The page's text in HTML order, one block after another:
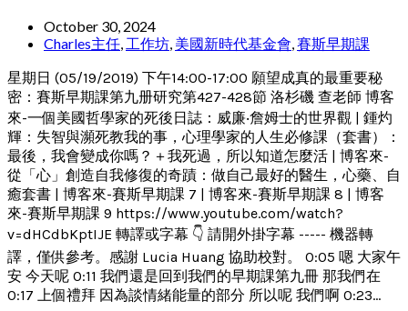
October 30, 2024
Charles主任, 工作坊, 美國新時代基金會,賽斯早期課
星期日 (05/19/2019) 下午14:00-17:00 願望成真的最重要秘
密：賽斯早期課第九册研究第427-428節 洛杉磯 查老師 博客
來-一個美國哲學家的死後日誌：威廉‧詹姆士的世界觀 | 鍾灼
輝：失智與瀕死教我的事，心理學家的人生必修課（套書）：
最後，我會變成你嗎？＋我死過，所以知道怎麼活 | 博客來-
從「心」創造自我修復的奇蹟：做自己最好的醫生，心藥、自
癒套書 | 博客來-賽斯早期課 7 | 博客來-賽斯早期課 8 | 博客
來-賽斯早期課 9 https://www.youtube.com/watch?
v=dHCdbKptIJE 轉譯或字幕 👇 請開外掛字幕 ----- 機器轉
譯，僅供參考。感謝 Lucia Huang 協助校對。 0:05 嗯 大家午
安 今天呢 0:11 我們還是回到我們的早期課第九冊 那我們在
0:17 上個禮拜 因為談情緒能量的部分 所以呢 我們啊 0:23...